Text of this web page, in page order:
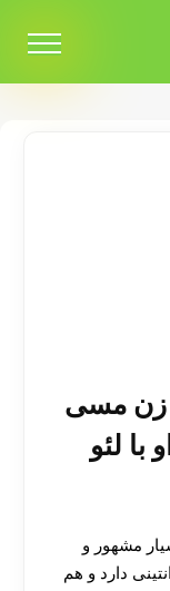
زن مسی
با لئو
مشهور و
دارد و هم